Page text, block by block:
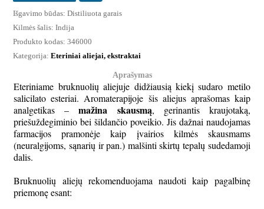
Išgavimo būdas:Distiliuota garais
Kilmės šalis:Indija
Produkto kodas:346000
Kategorija:Eteriniai aliejai, ekstraktai
Aprašymas
Eteriniame bruknuolių aliejuje didžiausią kiekį sudaro metilo
salicilato esteriai. Aromaterapijoje šis aliejus aprašomas kaip
analgetikas –mažina skausmą, gerinantis kraujotaką,
priešuždegiminio bei šildančio poveikio. Jis dažnai naudojamas
farmacijos pramonėje kaip įvairios kilmės skausmams
(neuralgijoms, sąnarių ir pan.) malšinti skirtų tepalų sudedamoji
dalis.
Bruknuolių aliejų rekomenduojama naudoti kaip pagalbinę
priemonę esant: